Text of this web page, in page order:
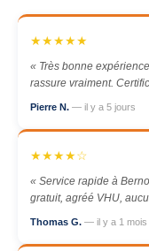
★★★★★
« Très bonne
rassure vraiment.
Pierre N. — il y a 5 jours
★★★★☆
« Service rapide à
gratuit, agréé VHU,
Thomas G. — il y a 1 mois